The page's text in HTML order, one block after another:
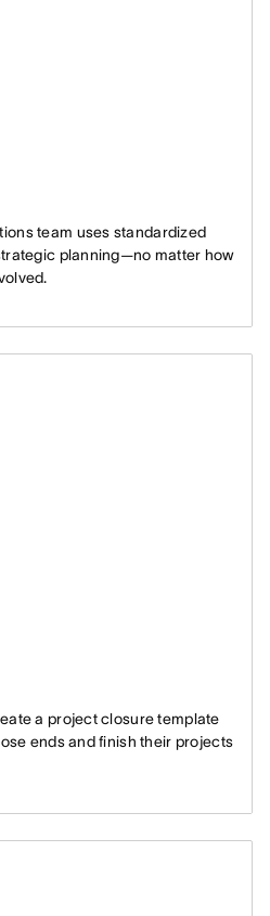
team uses standardized
planning—no matter how
a project closure template
ends and finish their projects